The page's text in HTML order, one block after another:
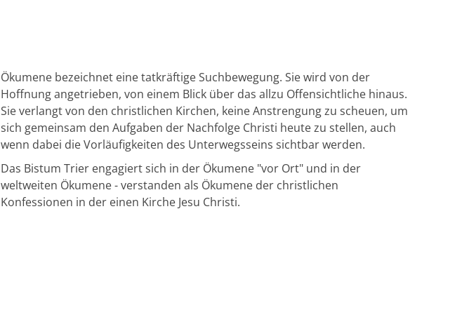
Ökumene bezeichnet eine tatkräftige Suchbewegung. Sie wird von der
Hoffnung angetrieben, von einem Blick über das allzu Offensichtliche hinaus.
Sie verlangt von den christlichen Kirchen, keine Anstrengung zu scheuen, um
sich gemeinsam den Aufgaben der Nachfolge Christi heute zu stellen, auch
wenn dabei die Vorläufigkeiten des Unterwegsseins sichtbar werden.
Das Bistum Trier engagiert sich in der Ökumene "vor Ort" und in der
weltweiten Ökumene - verstanden als Ökumene der christlichen
Konfessionen in der einen Kirche Jesu Christi.